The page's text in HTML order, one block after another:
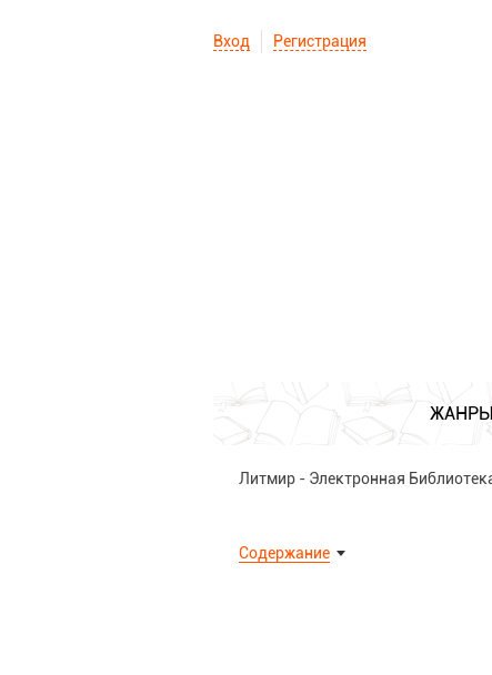
Вход Регистрация
ЖАНРЫ
Литмир - Электронная
Содержание